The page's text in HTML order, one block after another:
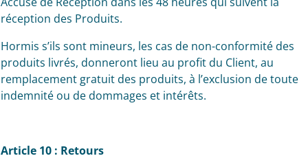
réception des Produits.
Hormis s’ils sont mineurs, les cas de non-conformité des
produits livrés, donneront lieu au profit du Client, au
remplacement gratuit des produits, à l’exclusion de toute
indemnité ou de dommages et intérêts.
Article 10 : Retours